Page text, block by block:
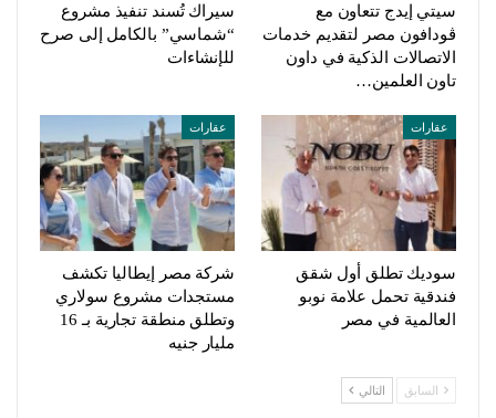
سيتي إيدج تتعاون مع
ڤودافون مصر لتقديم خدمات
الاتصالات الذكية في داون
تاون العلمين…
سيراك تُسند تنفيذ مشروع
“شماسي” بالكامل إلى صرح
للإنشاءات
عقارات
سوديك تطلق أول شقق
فندقية تحمل علامة نوبو
العالمية في مصر
عقارات
شركة مصر إيطاليا تكشف
مستجدات مشروع سولاري
وتطلق منطقة تجارية بـ 16
مليار جنيه
السابق التالي